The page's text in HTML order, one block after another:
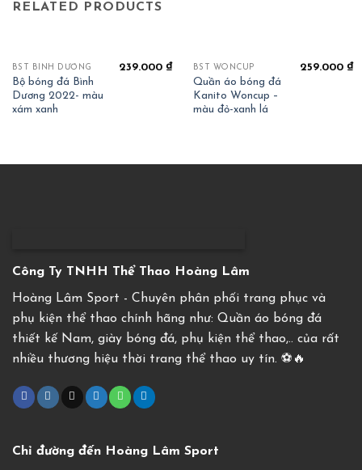
RELATED PRODUCTS
BST BÌNH DƯƠNG
Bộ bóng đá Bình
Dương 2022- màu
xám xanh
239.000₫ BST WONCUP
Quần áo bóng đá
Kanito Woncup –
màu đỏ-xanh lá
259.000₫
Công Ty TNHH Thể Thao Hoàng Lâm
Hoàng Lâm Sport - Chuyên phân phối trang phục và
phụ kiện thể thao chính hãng như: Quần áo bóng đá
thiết kế Nam, giày bóng đá, phụ kiện thể thao,.. của rất
nhiều thương hiệu thời trang thể thao uy tín. ⚽️🔥
Chỉ đường đến Hoàng Lâm Sport